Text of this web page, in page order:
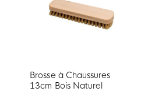
Brosse à Chaussures
13cm Bois Naturel